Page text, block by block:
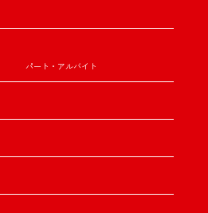
パート・アルバイト